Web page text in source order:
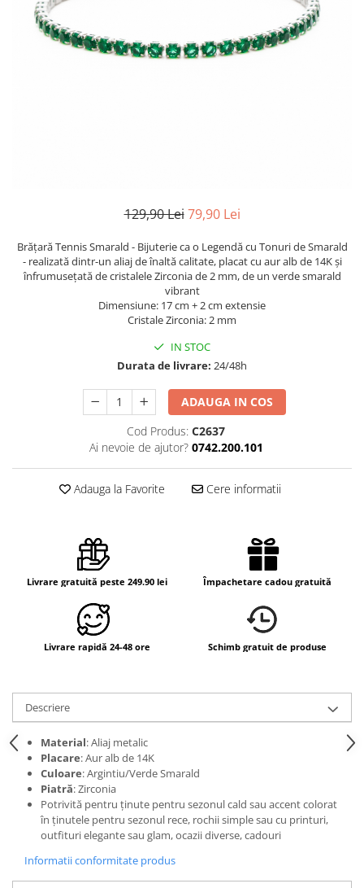
129,90 Lei 79,90 Lei
Brățară Tennis Smarald - Bijuterie ca o Legendă cu Tonuri de Smarald
- realizată dintr-un aliaj de înaltă calitate, placat cu aur alb de 14K și
înfrumusețată de cristalele Zirconia de 2 mm, de un verde smarald
vibrant
​​​​​Dimensiune: 17 cm + 2 cm extensie
Cristale Zirconia: 2 mm
IN STOC
Durata de livrare: 24/48h
ADAUGA IN COS
Cod Produs: C2637
Ai nevoie de ajutor? 0742.200.101
Adauga la Favorite Cere informatii
Livrare gratuită peste 249.90 lei Împachetare cadou gratuită
Livrare rapidă 24-48 ore Schimb gratuit de produse
Descriere
Material: Aliaj metalic
Placare: Aur alb de 14K
Culoare: Argintiu/Verde Smarald
Piatră: Zirconia
Potrivită pentru ținute pentru sezonul cald sau accent colorat
în ținutele pentru sezonul rece, rochii simple sau cu printuri,
outfituri elegante sau glam, ocazii diverse, cadouri
Informatii conformitate produs